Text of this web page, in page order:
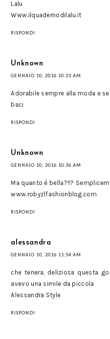
Lalu
Www.ilquadernodilalu.it
RISPONDI
Unknown
GENNAIO 10, 2016 10:33 AM
Adorabile sempre alla moda e
baci
RISPONDI
Unknown
GENNAIO 10, 2016 10:36 AM
Ma quanto é bella?!!?
www.robyzlfashionblog.com
RISPONDI
alessandra
GENNAIO 10, 2016 11:54 AM
che tenera, deliziosa questa
avevo una simile da piccola
Alessandra Style
RISPONDI